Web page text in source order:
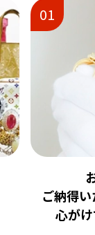
02
安
いただ
目指